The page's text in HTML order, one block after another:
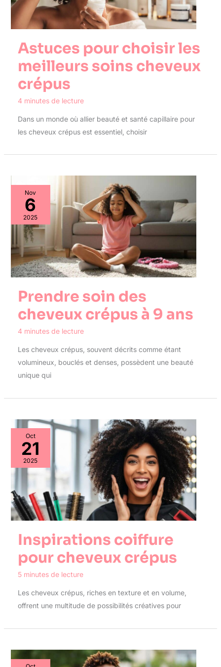
Astuces pour choisir les
meilleurs soins cheveux
crépus
4 minutes de lecture
Dans un monde où allier beauté et santé capillaire pour
les cheveux crépus est essentiel, choisir
Nov
6
2025
Prendre soin des
cheveux crépus à 9 ans
4 minutes de lecture
Les cheveux crépus, souvent décrits comme étant
volumineux, bouclés et denses, possèdent une beauté
unique qui
Oct
21
2025
Inspirations coiffure
pour cheveux crépus
5 minutes de lecture
Les cheveux crépus, riches en texture et en volume,
offrent une multitude de possibilités créatives pour